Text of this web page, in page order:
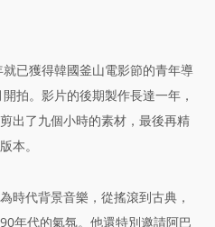
就已獲得韓國釜山電影節的青年導
拍。影片的後期製作長達一年，
出了九個小時的素材，最後再精
本。
時代背景音樂，從搖滾到古典，
年代的氣氛。他還特別邀請阿巴